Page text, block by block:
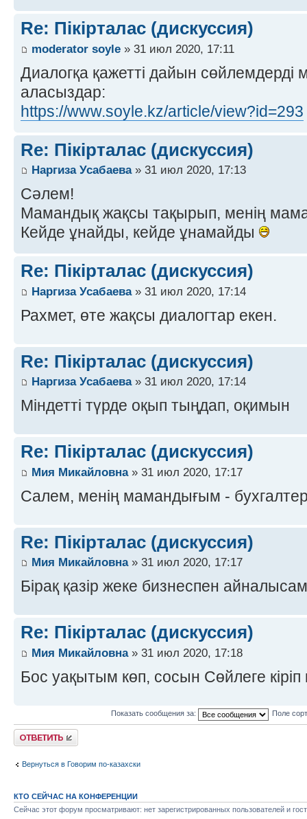
Re: Пікірталас (дискуссия)
moderator soyle » 31 июл 2020, 17:11
Диалогқа қажетті дайын сөйлемдерді
аласыздар:
https://www.soyle.kz/article/view?id=293
Re: Пікірталас (дискуссия)
Наргиза Усабаева» 31 июл 2020, 17:13
Сәлем!
Мамандық жақсы тақырып, менің
Кейде ұнайды, кейде ұнамайды
Re: Пікірталас (дискуссия)
Наргиза Усабаева» 31 июл 2020, 17:14
Рахмет, өте жақсы диалогтар екен.
Re: Пікірталас (дискуссия)
Наргиза Усабаева» 31 июл 2020, 17:14
Міндетті түрде оқып тыңдап, оқимын
Re: Пікірталас (дискуссия)
Мия Микайловна» 31 июл 2020, 17:17
Салем, менің мамандығым -
Re: Пікірталас (дискуссия)
Мия Микайловна» 31 июл 2020, 17:17
Бірақ қазір жеке бизнеспен
Re: Пікірталас (дискуссия)
Мия Микайловна» 31 июл 2020, 17:18
Бос уақытым көп, сосын Сөйлеге
Показать сообщения за: Поле
Ответить
Вернуться в Говорим по-казахски
КТО СЕЙЧАС НА КОНФЕРЕНЦИИ
Сейчас этот форум просматривают: нет зарегистрированных пользователей и